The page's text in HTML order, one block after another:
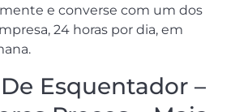
e converse com um dos
24 horas por dia, em
Esquentador –